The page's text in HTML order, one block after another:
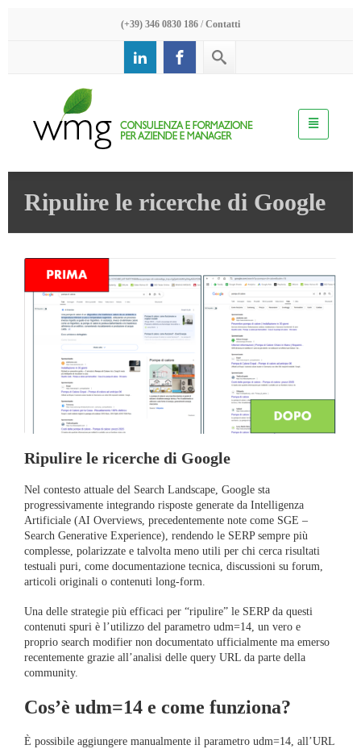
(+39) 346 0830 186 / Contatti
Ripulire le ricerche di Google
Ripulire le ricerche di Google
Nel contesto attuale del Search Landscape, Google sta
progressivamente integrando risposte generate da Intelligenza
Artificiale (AI Overviews, precedentemente note come SGE –
Search Generative Experience), rendendo le SERP sempre più
complesse, polarizzate e talvolta meno utili per chi cerca risultati
testuali puri, come documentazione tecnica, discussioni su forum,
articoli originali o contenuti long-form.
Una delle strategie più efficaci per “ripulire” le SERP da questi
contenuti spuri è l’utilizzo del parametro udm=14, un vero e
proprio search modifier non documentato ufficialmente ma emerso
recentemente grazie all’analisi delle query URL da parte della
community.
Cos’è udm=14 e come funziona?
È possibile aggiungere manualmente il parametro udm=14, all’URL